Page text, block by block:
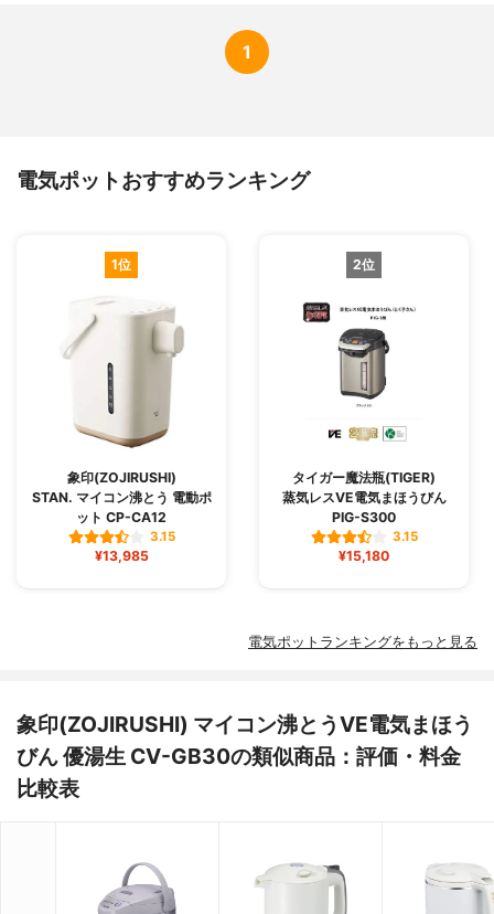
1
電気ポットおすすめランキング
1位
象印(ZOJIRUSHI)
STAN. マイコン沸とう 電動ポ
ット CP-CA12
3.15
¥13,985
2位
タイガー魔法瓶(TIGER)
蒸気レスVE電気まほうびん
PIG-S300
3.15
¥15,180
電気ポットランキングをもっと見る
象印(ZOJIRUSHI) マイコン沸とうVE電気まほう
びん 優湯生 CV-GB30の類似商品：評価・料金
比較表